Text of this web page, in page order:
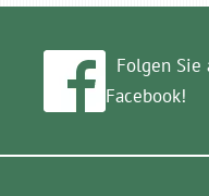
Folgen Sie
Facebook!